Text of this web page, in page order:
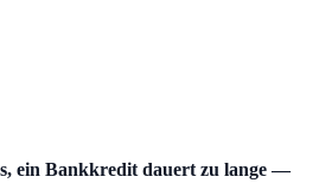
ein Bankkredit dauert zu lange —